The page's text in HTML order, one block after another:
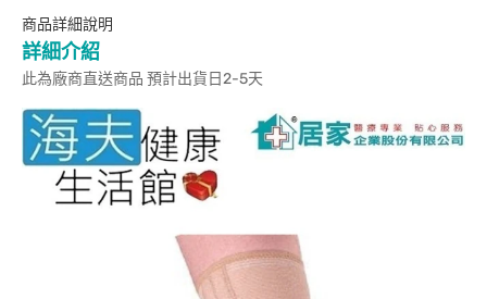
商品詳細說明
詳細介紹
此為廠商直送商品 預計出貨日2-5天